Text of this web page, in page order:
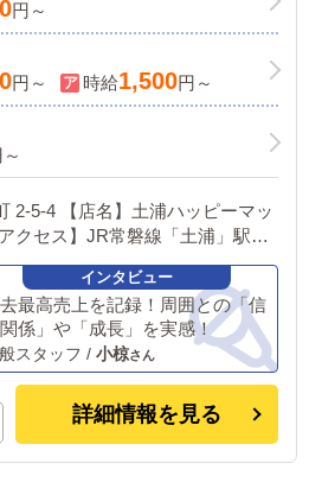
円～
円～ 時給1,500円～
2-5-4 【店名】土浦ハッピーマッ
クセス】JR常磐線「土浦」駅西
し、配属店舗を決定いたします。
、持ち家など事情のある方でも安
さい。 ※入社後の転勤について
エリア：茨城県土
横浜エリア：神奈川
急線黄金町駅 ・市営地下鉄阪東
地
展開につき
最高売上を記録！周囲との「信
係」や「成長」を実感！
スタッフ / 小椋
詳細情報を見る